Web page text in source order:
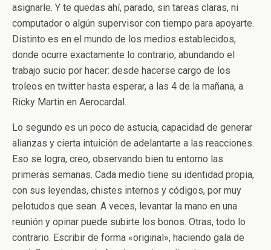
asignarle. Y te quedas ahí, parado, sin tareas claras, ni
computador o algún supervisor con tiempo para apoyarte.
Distinto es en el mundo de los medios establecidos,
donde ocurre exactamente lo contrario, abundando el
trabajo sucio por hacer: desde hacerse cargo de los
troleos en twitter hasta esperar, a las 4 de la mañana, a
Ricky Martin en Aerocardal.
Lo segundo es un poco de astucia, capacidad de generar
alianzas y cierta intuición de adelantarte a las reacciones.
Eso se logra, creo, observando bien tu entorno las
primeras semanas. Cada medio tiene su identidad propia,
con sus leyendas, chistes internos y códigos, por muy
pelotudos que sean. A veces, levantar la mano en una
reunión y opinar puede subirte los bonos. Otras, todo lo
contrario. Escribir de forma «original», haciendo gala de